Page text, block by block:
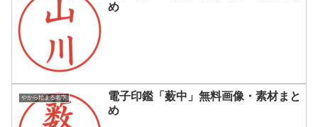
め
やから始まる名字
電子印鑑「薮中」無料画像・素材まと
め